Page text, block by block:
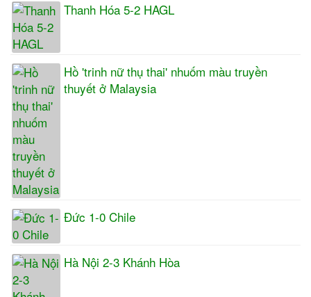
Thanh Hóa 5-2 HAGL
Hồ 'trinh nữ thụ thai' nhuốm màu truyền
thuyết ở Malaysia
Đức 1-0 Chile
Hà Nội 2-3 Khánh Hòa